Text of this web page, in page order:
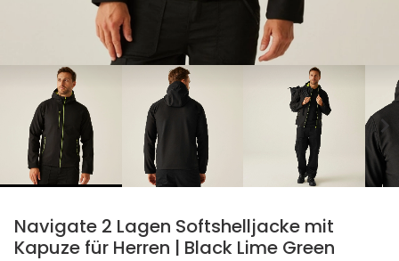
chevron_right
Navigate 2 Lagen Softshelljacke mit
Kapuze für Herren | Black Lime Green